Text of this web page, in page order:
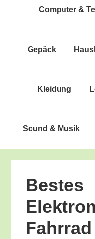
Com­pu­ter &
Gepäck
Klei­dung
Sound & Musik
Bes­tes
Fahrrad